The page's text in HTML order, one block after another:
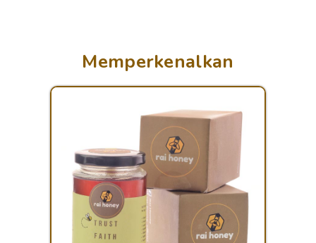
Memperkenalkan